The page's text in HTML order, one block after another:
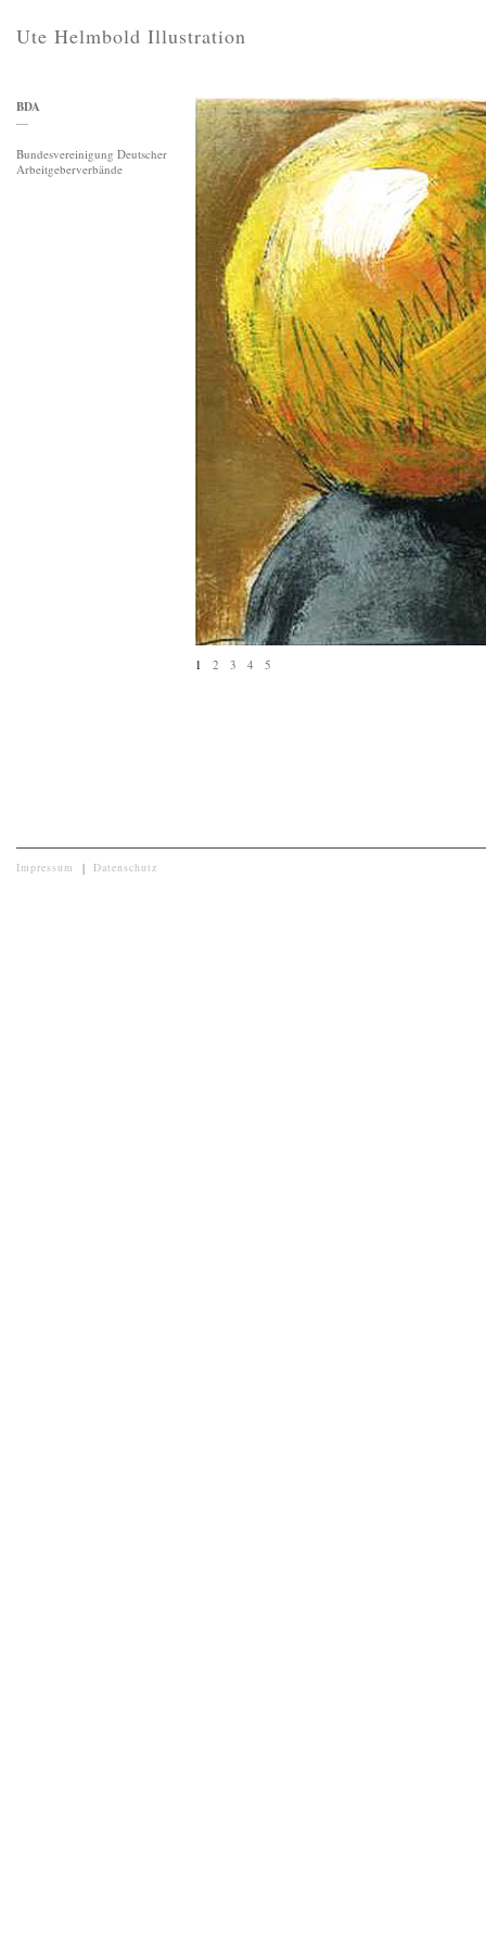
Ute Helmbold Illustration
1 2 3 4 5
BDA
—
Bundesvereinigung Deutscher
Arbeitgeberverbände
Impressum | Datenschutz